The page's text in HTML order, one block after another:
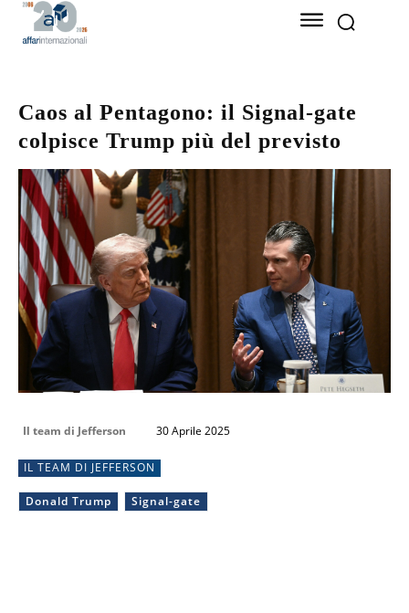
Caos al Pentagono: il Signal-gate
colpisce Trump più del previsto
Il team di Jefferson 30 Aprile 2025
IL TEAM DI JEFFERSON
Donald Trump Signal-gate